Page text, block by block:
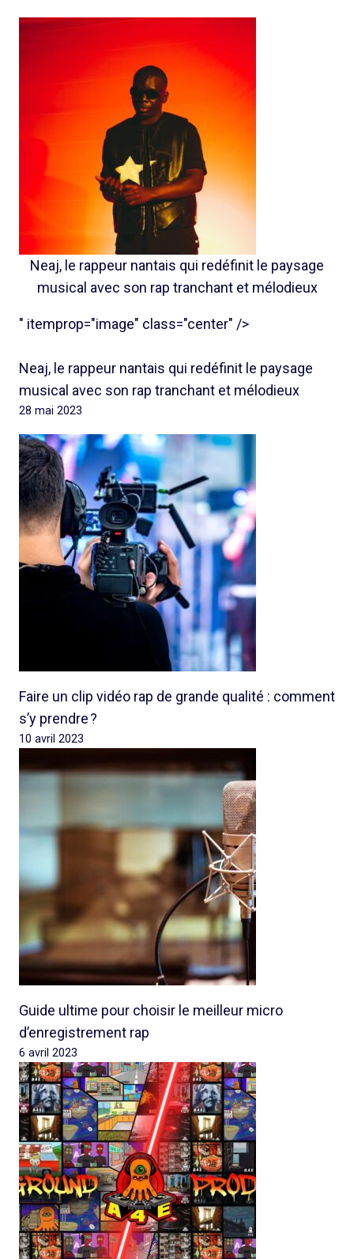
Neaj, le rappeur nantais qui redéfinit le paysage
musical avec son rap tranchant et mélodieux
" itemprop="image" class="center" />
Neaj, le rappeur nantais qui redéfinit le paysage
musical avec son rap tranchant et mélodieux
28 mai 2023
Faire un clip vidéo rap de grande qualité : comment
s’y prendre ?
10 avril 2023
Guide ultime pour choisir le meilleur micro
d’enregistrement rap
6 avril 2023